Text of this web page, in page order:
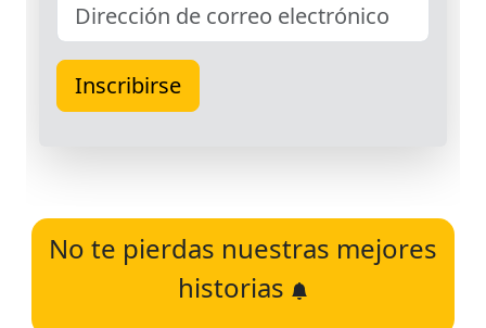
No te pierdas nuestras mejores
historias